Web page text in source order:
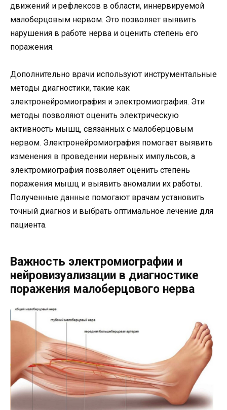
движений и рефлексов в области, иннервируемой
малоберцовым нервом. Это позволяет выявить
нарушения в работе нерва и оценить степень его
поражения.
Дополнительно врачи используют инструментальные
методы диагностики, такие как
электронейромиография и электромиография. Эти
методы позволяют оценить электрическую
активность мышц, связанных с малоберцовым
нервом. Электронейромиография помогает выявить
изменения в проведении нервных импульсов, а
электромиография позволяет оценить степень
поражения мышц и выявить аномалии их работы.
Полученные данные помогают врачам установить
точный диагноз и выбрать оптимальное лечение для
пациента.
Важность электромиографии и
нейровизуализации в диагностике
поражения малоберцового нерва